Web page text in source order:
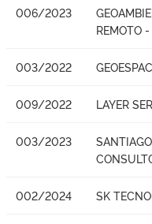
006/2023
REMOTO
003/2022
009/2022 LAYER
003/2023
002/2024 SK